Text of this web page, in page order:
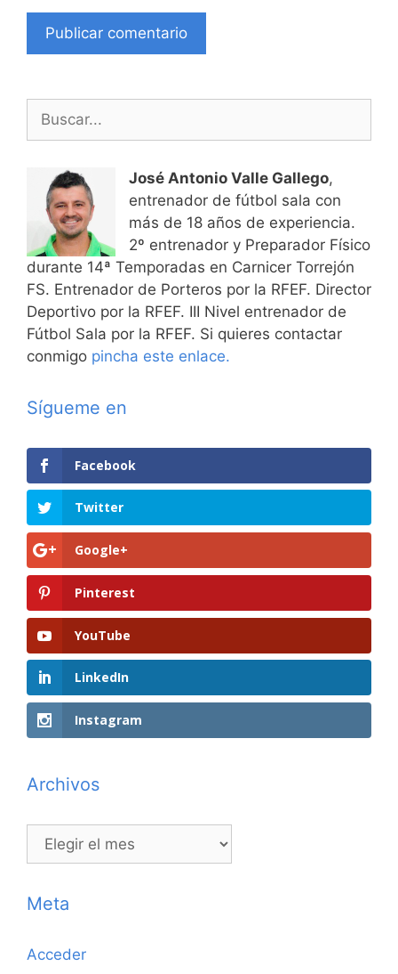
José Antonio Valle Gallego,
entrenador de fútbol sala con
más de 18 años de experiencia.
2º entrenador y Preparador Físico
durante 14ª Temporadas en Carnicer Torrejón
FS. Entrenador de Porteros por la RFEF. Director
Deportivo por la RFEF. III Nivel entrenador de
Fútbol Sala por la RFEF. Si quieres contactar
conmigo pincha este enlace.
Sígueme en
Facebook
Twitter
Google+
Pinterest
YouTube
LinkedIn
Instagram
Archivos
Archivos
Meta
Acceder